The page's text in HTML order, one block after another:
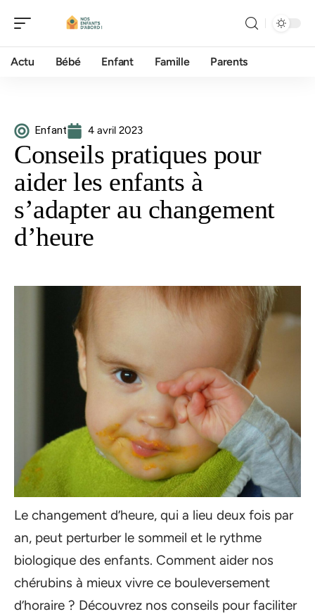
Actu Bébé Enfant Famille Parents
Enfant 4 avril 2023
Conseils pratiques pour
aider les enfants à
s’adapter au changement
d’heure
Le changement d’heure, qui a lieu deux fois par
an, peut perturber le sommeil et le rythme
biologique des enfants. Comment aider nos
chérubins à mieux vivre ce bouleversement
d’horaire ? Découvrez nos conseils pour faciliter